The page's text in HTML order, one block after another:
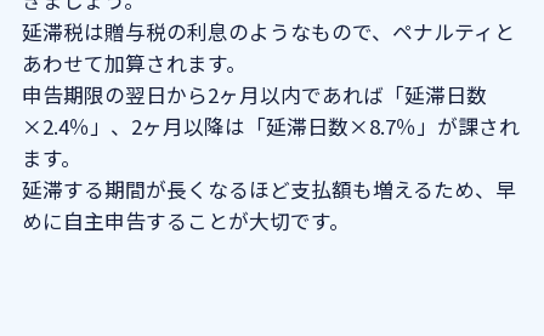
延滞税は贈与税の利息のようなもので、ペナルティと
あわせて加算されます。
申告期限の翌日から2ヶ月以内であれば「延滞日数
×2.4％」、2ヶ月以降は「延滞日数×8.7％」が課され
ます。
延滞する期間が長くなるほど支払額も増えるため、早
めに自主申告することが大切です。